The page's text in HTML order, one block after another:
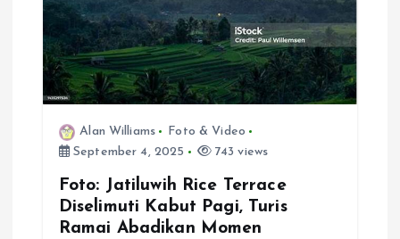
o
Alan Williams
Foto & Video
September 4, 2025
743 views
Foto: Jatiluwih Rice Terrace
Diselimuti Kabut Pagi, Turis
Ramai Abadikan Momen